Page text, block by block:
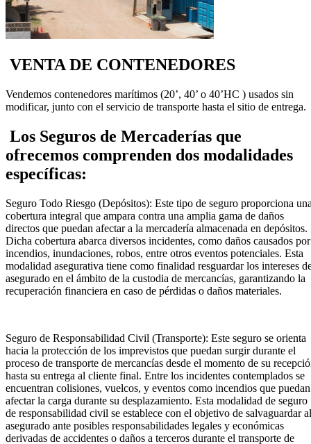
VENTA DE CONTENEDORES
Vendemos contenedores marítimos (20’, 40’ o 40’HC ) usados sin
modificar, junto con el servicio de transporte hasta el sitio de entrega.
Los Seguros de Mercaderías que
ofrecemos comprenden dos modalidades
específicas:
Seguro Todo Riesgo (Depósitos): Este tipo de seguro proporciona
cobertura integral que ampara contra una amplia gama de daños
directos que puedan afectar a la mercadería almacenada en depósitos.
Dicha cobertura abarca diversos incidentes, como daños causados por
incendios, inundaciones, robos, entre otros eventos potenciales. Esta
modalidad asegurativa tiene como finalidad resguardar los intereses
asegurado en el ámbito de la custodia de mercancías, garantizando la
recuperación financiera en caso de pérdidas o daños materiales.
Seguro de Responsabilidad Civil (Transporte): Este seguro se orienta
hacia la protección de los imprevistos que puedan surgir durante el
proceso de transporte de mercancías desde el momento de su
hasta su entrega al cliente final. Entre los incidentes contemplados se
encuentran colisiones, vuelcos, y eventos como incendios que puedan
afectar la carga durante su desplazamiento. Esta modalidad de seguro
de responsabilidad civil se establece con el objetivo de salvaguardar al
asegurado ante posibles responsabilidades legales y económicas
derivadas de accidentes o daños a terceros durante el transporte de